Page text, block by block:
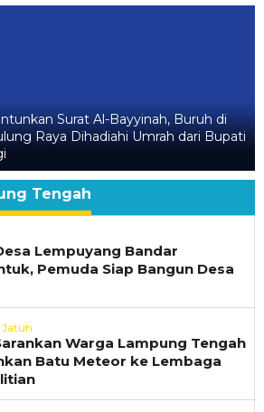
Surat Al-Bayyinah, Buruh di
Raya Dihadiahi Umrah dari Bupati
Tengah
Lempuyang Bandar
Pemuda Siap Bangun Desa
Jatuh
Warga Lampung Tengah
Batu Meteor ke Lembaga